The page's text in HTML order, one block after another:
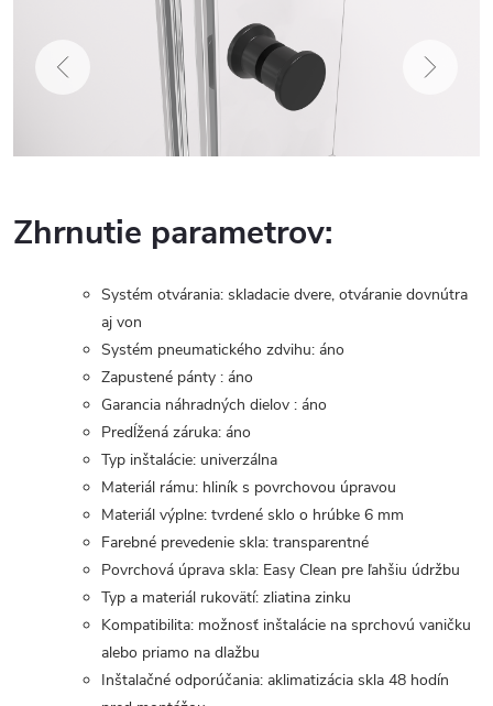
Zhrnutie parametrov:
Systém otvárania: skladacie dvere, otváranie dovnútra
aj von
Systém pneumatického zdvihu: áno
Zapustené pánty : áno
Garancia náhradných dielov : áno
Predĺžená záruka: áno
Typ inštalácie: univerzálna
Materiál rámu: hliník s povrchovou úpravou
Materiál výplne: tvrdené sklo o hrúbke 6 mm
Farebné prevedenie skla: transparentné
Povrchová úprava skla: Easy Clean pre ľahšiu údržbu
Typ a materiál rukovätí: zliatina zinku
Kompatibilita: možnosť inštalácie na sprchovú vaničku
alebo priamo na dlažbu
Inštalačné odporúčania: aklimatizácia skla 48 hodín